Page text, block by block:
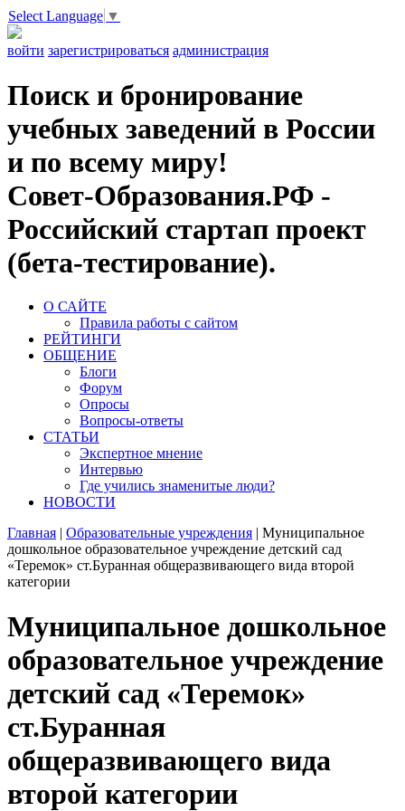
Select Language ▼
войти зарегистрироваться администрация
Поиск и бронирование
учебных заведений в России
и по всему миру!
Совет-Образования.РФ -
Российский стартап проект
(бета-тестирование).
О САЙТЕ
Правила работы с сайтом
РЕЙТИНГИ
ОБЩЕНИЕ
Блоги
Форум
Опросы
Вопросы-ответы
СТАТЬИ
Экспертное мнение
Интервью
Где учились знаменитые люди?
НОВОСТИ
Главная | Образовательные учреждения | Муниципальное
дошкольное образовательное учреждение детский сад
«Теремок» ст.Буранная общеразвивающего вида второй
категории
Муниципальное дошкольное
образовательное учреждение
детский сад «Теремок»
ст.Буранная
общеразвивающего вида
второй категории